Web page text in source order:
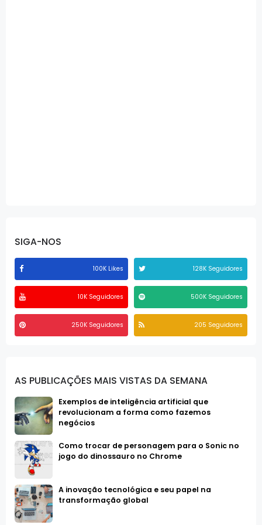
SIGA-NOS
100K Likes 128K Seguidores
10K Seguidores 500K Seguidores
250K Seguidores 205 Seguidores
AS PUBLICAÇÕES MAIS VISTAS DA SEMANA
Exemplos de inteligência artificial que
revolucionam a forma como fazemos
negócios
Como trocar de personagem para o Sonic no
jogo do dinossauro no Chrome
A inovação tecnológica e seu papel na
transformação global